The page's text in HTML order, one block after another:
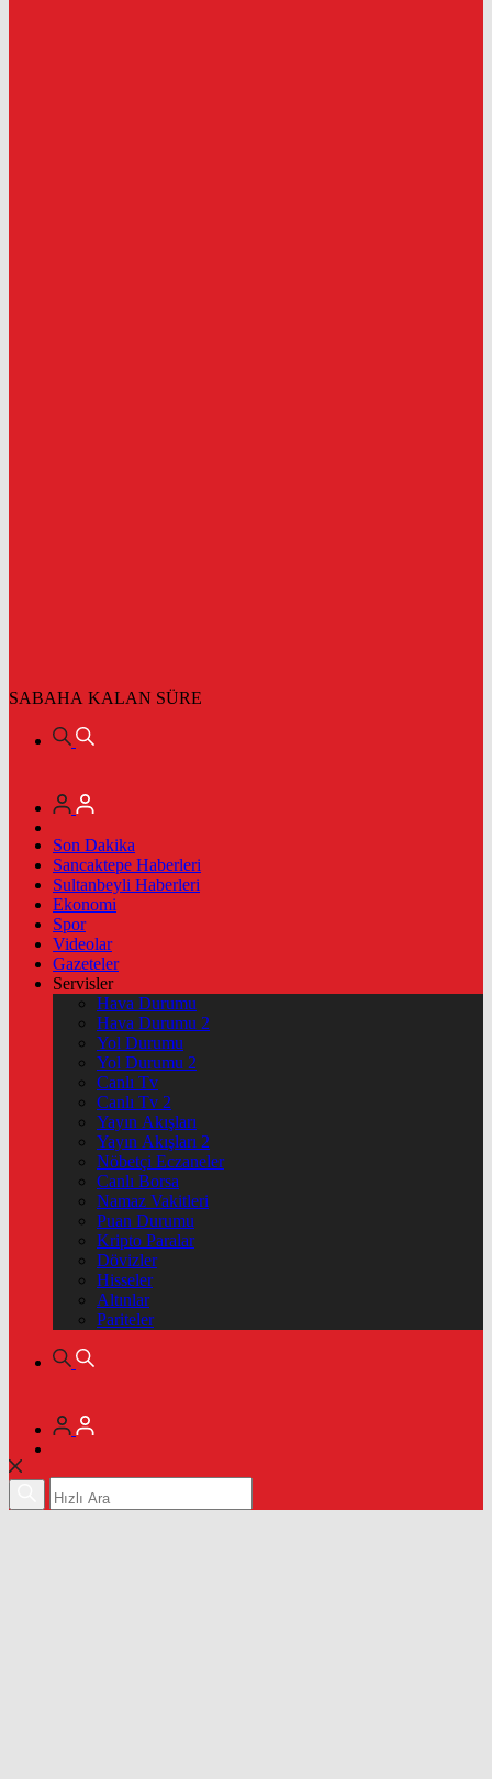
SABAHA KALAN SÜRE
Son Dakika
Sancaktepe Haberleri
Sultanbeyli Haberleri
Ekonomi
Spor
Videolar
Gazeteler
Servisler
Hava Durumu
Hava Durumu 2
Yol Durumu
Yol Durumu 2
Canlı Tv
Canlı Tv 2
Yayın Akışları
Yayın Akışları 2
Nöbetçi Eczaneler
Canlı Borsa
Namaz Vakitleri
Puan Durumu
Kripto Paralar
Dövizler
Hisseler
Altınlar
Pariteler